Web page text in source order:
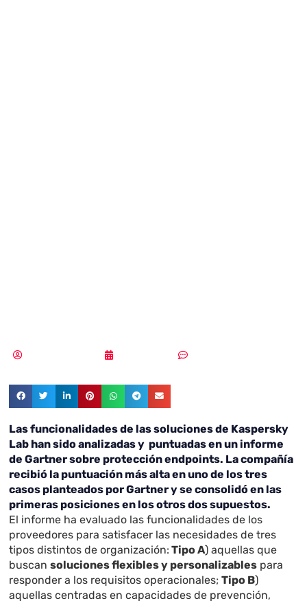
Las funcionalidades de las soluciones de Kaspersky
Lab han sido analizadas y puntuadas en un informe
de Gartner sobre protección endpoints. La compañía
recibió la puntuación más alta en uno de los tres
casos planteados por Gartner y se consolidó en las
primeras posiciones en los otros dos supuestos.
El informe ha evaluado las funcionalidades de los
proveedores para satisfacer las necesidades de tres
tipos distintos de organización: Tipo A) aquellas que
buscansoluciones flexibles y personalizables para
responder a los requisitos operacionales;Tipo B)
aquellas centradas en capacidades de prevención,